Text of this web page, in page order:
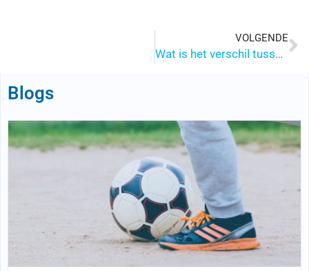
VOLGENDE
Wat is het verschil tussen een podotherapeut en een podoloog?
Blogs